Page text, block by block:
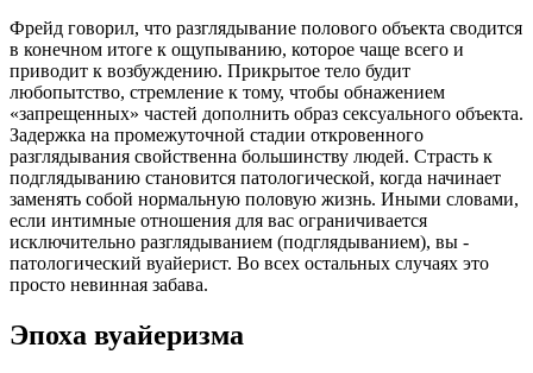
Фрейд говорил, что разглядывание полового объекта сводится
в конечном итоге к ощупыванию, которое чаще всего и
приводит к возбуждению. Прикрытое тело будит
любопытство, стремление к тому, чтобы обнажением
«запрещенных» частей дополнить образ сексуального объекта.
Задержка на промежуточной стадии откровенного
разглядывания свойственна большинству людей. Страсть к
подглядыванию становится патологической, когда начинает
заменять собой нормальную половую жизнь. Иными словами,
если интимные отношения для вас ограничивается
исключительно разглядыванием (подглядыванием), вы -
патологический вуайерист. Во всех остальных случаях это
просто невинная забава.
Эпоха вуайеризма